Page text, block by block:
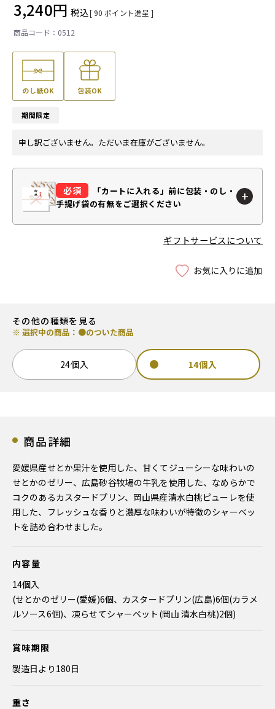
3,240 税込[90 ポイント進呈 ]
0512
期間限定
申し訳ございません。ただいま在庫がございません。
「カートに入れる」前に包装・のし・
手提げ袋の有無をご選択ください
ギフトサービスについて
その他の種類を見る
※ 選択中の商品：●のついた商品
24個入 14個入
商品詳細
愛媛県産せとか果汁を使用した、甘くてジューシーな味わいの
せとかのゼリー、広島砂谷牧場の牛乳を使用した、なめらかで
コクのあるカスタードプリン、岡山県産清水白桃ピューレを使
用した、フレッシュな香りと濃厚な味わいが特徴のシャーベッ
トを詰め合わせました。
内容量
14個入
(せとかのゼリー(愛媛)6個、カスタードプリン(広島)6個(カラメ
ルソース6個)、凍らせてシャーベット(岡山 清水白桃)2個)
賞味期限
製造日より180日
重さ